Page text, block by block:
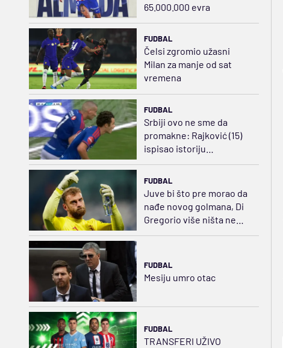
65.000.000 evra
FUDBAL
Čelsi zgromio užasni
Milan za manje od sat
vremena
FUDBAL
Srbiji ovo ne sme da
promakne: Rajković (15)
ispisao istoriju
norveškog fudbala
FUDBAL
Juve bi što pre morao da
nađe novog golmana, Di
Gregorio više ništa ne
može da odbrani...
FUDBAL
Mesiju umro otac
FUDBAL
TRANSFERI UŽIVO